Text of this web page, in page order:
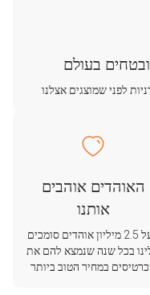
בעולם
לפני שמוצגים אצלנו
האוהדים אוהבים
אותנו
מעל 2.5 מיליון אוהדים סומכים
בכל שנה שנמצא להם את
במחיר הטוב ביותר